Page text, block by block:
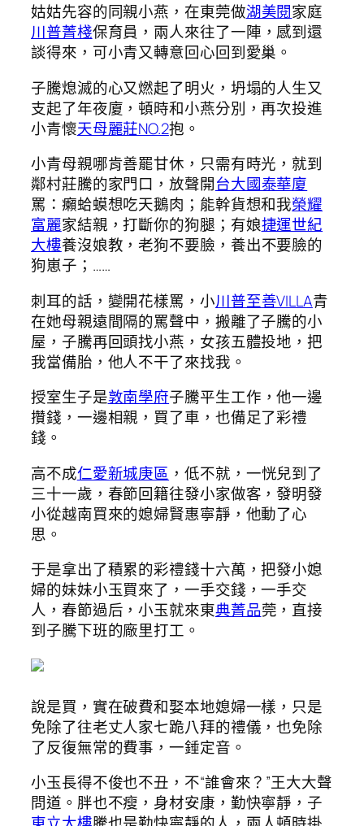
姑姑先容的同親小燕，在東莞做湖美閱家庭
川普菁棧保育員，兩人來往了一陣，感到還
談得來，可小青又轉意回心回到愛巢。
子騰熄滅的心又燃起了明火，坍塌的人生又
支起了年夜廈，頓時和小燕分別，再次投進
小青懷天母麗莊NO.2抱。
小青母親哪肯善罷甘休，只需有時光，就到
鄰村莊騰的家門口，放聲開台大國泰華廈
罵：癩蛤蟆想吃天鵝肉；能幹貨想和我榮耀
富麗家結親，打斷你的狗腿；有娘捷運世紀
大樓養沒娘教，老狗不要臉，養出不要臉的
狗崽子；……
刺耳的話，變開花樣罵，小川普至善VILLA青
在她母親遠間隔的罵聲中，搬離了子騰的小
屋，子騰再回頭找小燕，女孩五體投地，把
我當備胎，他人不干了來找我。
授室生子是敦南學府子騰平生工作，他一邊
攢錢，一邊相親，買了車，也備足了彩禮
錢。
高不成仁愛新城庚區 ，低不就，一恍兒到了
三十一歲，春節回籍往發小家做客，發明發
小從越南買來的媳婦賢惠寧靜，他動了心
思。
于是拿出了積累的彩禮錢十六萬，把發小媳
婦的妹妹小玉買來了，一手交錢，一手交
人，春節過后，小玉就來東典菁品莞，直接
到子騰下班的廠里打工。
說是買，實在破費和娶本地媳婦一樣，只是
免除了往老丈人家七跪八拜的禮儀，也免除
了反復無常的費事，一錘定音。
小玉長得不俊也不丑，不“誰會來？”王大大聲
問道。胖也不瘦，身材安康，勤快寧靜，子